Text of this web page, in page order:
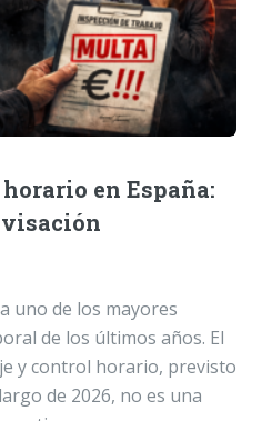
en España:
uno de los mayores
de los últimos años. El
y control horario, previsto
de 2026, no es una